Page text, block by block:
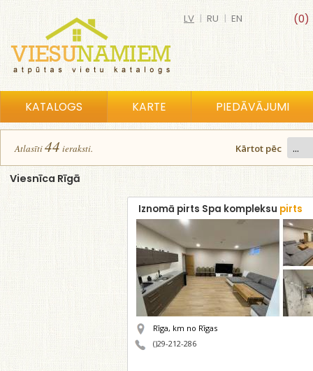
(0)
LV | RU | EN
KATALOGS KARTE PIEDĀVĀJUMI
Atlasīti44 ieraksti. Kārtot pēc
Viesnīca Rīgā
Iznomā pirts Spa kompleksu pirts
Rīga, km no Rīgas
()29-212-286